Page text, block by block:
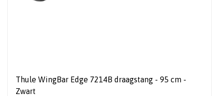
Thule WingBar Edge 7214B draagstang - 95 cm -
Zwart